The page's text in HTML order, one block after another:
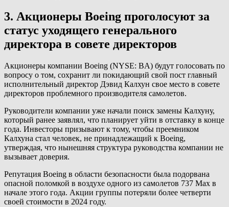
3. Акционеры Boeing проголосуют за
статус уходящего генерального
директора в совете директоров
Акционеры компании Boeing (NYSE: BA) будут голосовать по
вопросу о том, сохранит ли покидающий свой пост главный
исполнительный директор Дэвид Калхун свое место в совете
директоров проблемного производителя самолетов.
Руководители компании уже начали поиск замены Калхуну,
который ранее заявлял, что планирует уйти в отставку в конце
года. Инвесторы призывают к тому, чтобы преемником
Калхуна стал человек, не принадлежащий к Boeing,
утверждая, что нынешняя структура руководства компании не
вызывает доверия.
Репутация Boeing в области безопасности была подорвана
опасной поломкой в воздухе одного из самолетов 737 Max в
начале этого года. Акции группы потеряли более четверти
своей стоимости в 2024 году.